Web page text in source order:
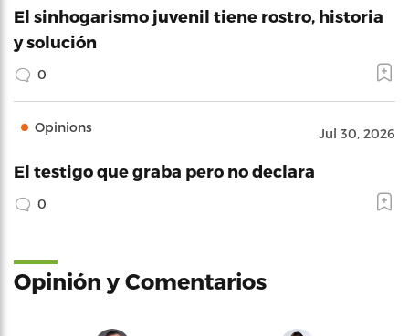
El sinhogarismo juvenil tiene rostro, historia
y solución
0
Opinions Jul 30, 2026
El testigo que graba pero no declara
0
Opinión y Comentarios